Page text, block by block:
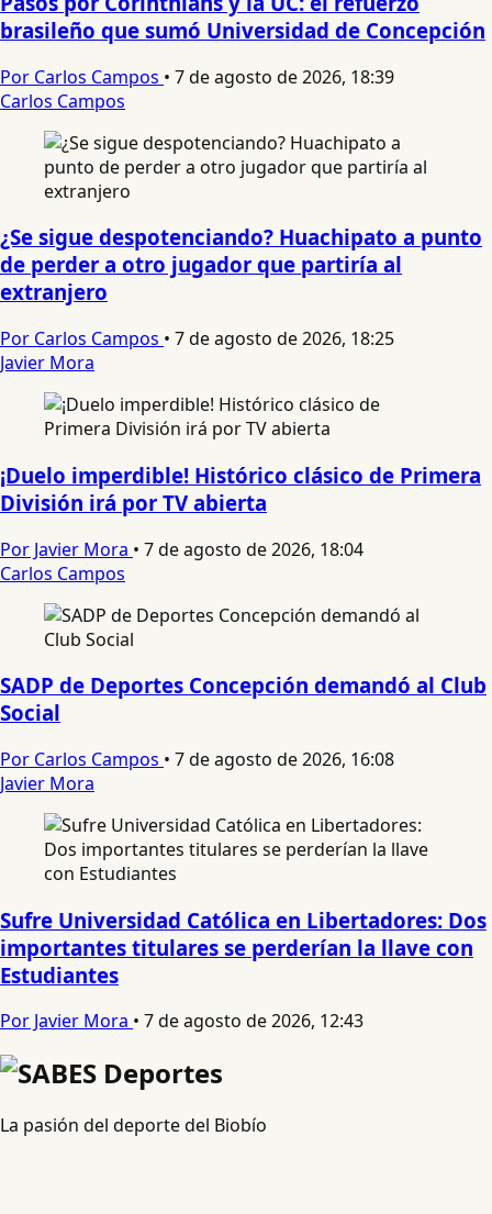
brasileño que sumó Universidad de Concepción
Por Carlos Campos • 7 de agosto de 2026, 18:39
Carlos Campos
¿Se sigue despotenciando? Huachipato a punto
de perder a otro jugador que partiría al
extranjero
Por Carlos Campos • 7 de agosto de 2026, 18:25
Javier Mora
¡Duelo imperdible! Histórico clásico de Primera
División irá por TV abierta
Por Javier Mora • 7 de agosto de 2026, 18:04
Carlos Campos
SADP de Deportes Concepción demandó al Club
Social
Por Carlos Campos • 7 de agosto de 2026, 16:08
Javier Mora
Sufre Universidad Católica en Libertadores: Dos
importantes titulares se perderían la llave con
Estudiantes
Por Javier Mora • 7 de agosto de 2026, 12:43
La pasión del deporte del Biobío